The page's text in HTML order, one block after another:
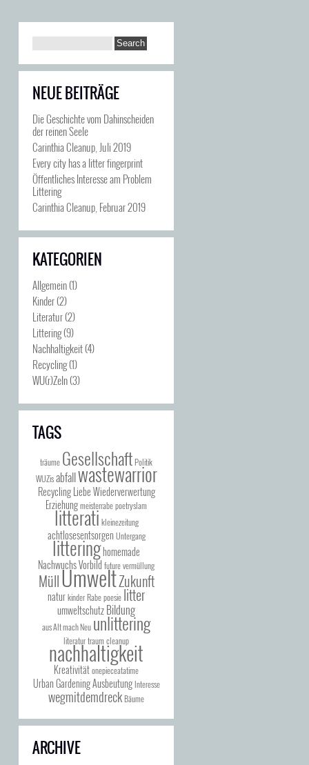
NEUE BEITRÄGE
Die Geschichte vom Dahinscheiden
der reinen Seele
Carinthia Cleanup, Juli 2019
Every city has a litter fingerprint
Öffentliches Interesse am Problem
Littering
Carinthia Cleanup, Februar 2019
KATEGORIEN
Allgemein(1)
Kinder(2)
Literatur(2)
Littering(9)
Nachhaltigkeit(4)
Recycling(1)
WU(r)Zeln(3)
TAGS
träume Gesellschaft Politik
WUZisabfallwastewarrior
RecyclingLiebeWiederverwertung
Erziehungmeisterrabepoetryslam
litteratikleinezeitung
achtlosesentsorgen Untergang
litteringhomemade
NachwuchsVorbild futurevermüllung
MüllUmweltZukunft
naturkinder Rabepoesie litter
umweltschutzBildung
aus Alt mach Neu unlittering
literaturtraumcleanup
nachhaltigkeit
Kreativitätonepieceatatime
Urban GardeningAusbeutungInteresse
wegmitdemdreck Bäume
ARCHIVE